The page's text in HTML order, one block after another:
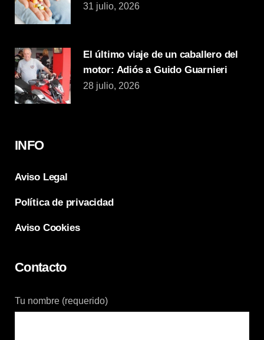
31 julio, 2026
El último viaje de un caballero del
motor: Adiós a Guido Guarnieri
28 julio, 2026
INFO
Aviso Legal
Política de privacidad
Aviso Cookies
Contacto
Tu nombre (requerido)